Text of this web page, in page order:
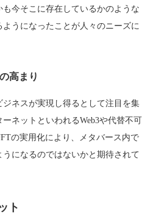
今そこに存在しているかのような
うになったことが人々のニーズに
高まり
ジネスが実現し得るとして注目を集
ネットといわれるWeb3や代替不可
の実用化により、メタバース内で
になるのではないかと期待されて
ト